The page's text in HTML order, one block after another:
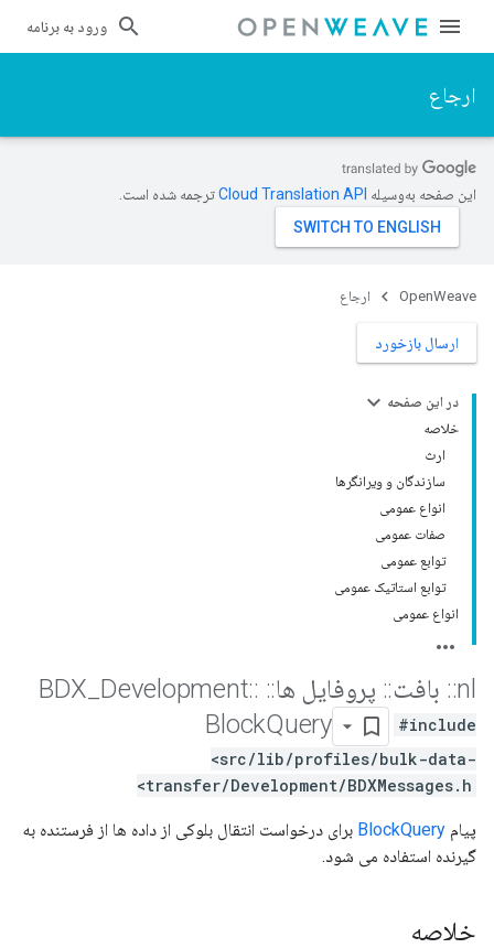
ورود به برنامه
ارجاع
این صفحه به‌وسیله ترجمه شده است.
OpenWeave ارجاع
ارسال بازخورد
در این صفحه
خلاصه
ارث
سازندگان و ویرانگرها
انواع عمومی
صفات عمومی
توابع عمومی
توابع استاتیک عمومی
انواع عمومی
nl
:: بافت:: پروفایل ها::
Development::
BlockQuery
#include
<src/lib/profiles/bulk-data-
transfer/Development/BDXMessages.h>
پیام BlockQuery برای درخواست انتقال بلوکی از داده ها از فرستنده به
گیرنده استفاده می شود.
خلاصه